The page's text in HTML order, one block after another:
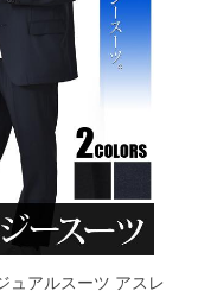
ュアルスーツ アスレ